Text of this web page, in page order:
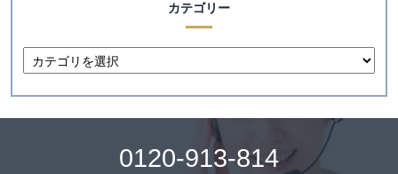
カテゴリー
0120-913-814